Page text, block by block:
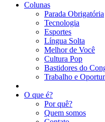
Colunas
Parada Obrigatória
Tecnologia
Esportes
Língua Solta
Melhor de Você
Cultura Pop
Bastidores do
Trabalho e
O que é?
Por quê?
Quem somos